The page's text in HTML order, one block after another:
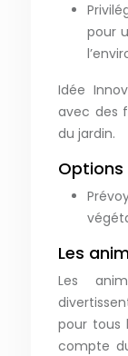
pour
Idée
avec des
du jardin.
Les
Les
pour tous
compte